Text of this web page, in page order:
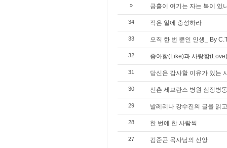
» 긍홀이 여기는 자는 복이 있
34 작은 일에 충성하라
33 오직 한 번 뿐인 인생_ By
32 좋아함(Like)과 사랑함(Love)
31 당신은 감사할 이유가 있는
30 신촌 세브란스 병원 심장병
29 발레리나 강수진의 글을 읽고
28 한 번에 한 사람씩
27 김준곤 목사님의 신앙